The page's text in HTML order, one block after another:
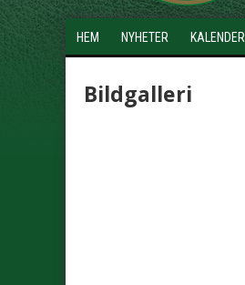
HEM NYHETER KALENDER
Bildgalleri